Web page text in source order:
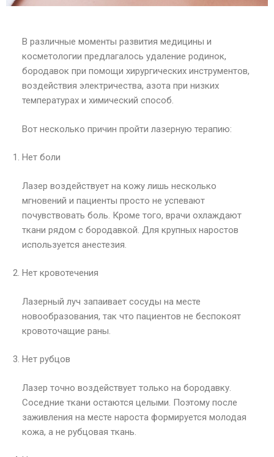
В различные моменты развития медицины и
косметологии предлагалось удаление родинок,
бородавок при помощи хирургических инструментов,
воздействия электричества, азота при низких
температурах и химический способ.
Вот несколько причин пройти лазерную терапию:
Нет боли
Лазер воздействует на кожу лишь несколько
мгновений и пациенты просто не успевают
почувствовать боль. Кроме того, врачи охлаждают
ткани рядом с бородавкой. Для крупных наростов
используется анестезия.
Нет кровотечения
Лазерный луч запаивает сосуды на месте
новообразования, так что пациентов не беспокоят
кровоточащие раны.
Нет рубцов
Лазер точно воздействует только на бородавку.
Соседние ткани остаются целыми. Поэтому после
заживления на месте нароста формируется молодая
кожа, а не рубцовая ткань.